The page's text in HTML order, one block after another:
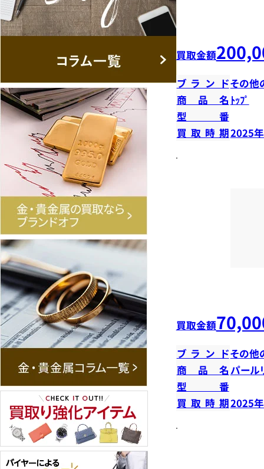
買取金額
ブランドその他
商品名 ﾄｯﾌﾟ
型番
買取時期2025
買取金額
ブランドその他
商品名 パール
型番
買取時期2025